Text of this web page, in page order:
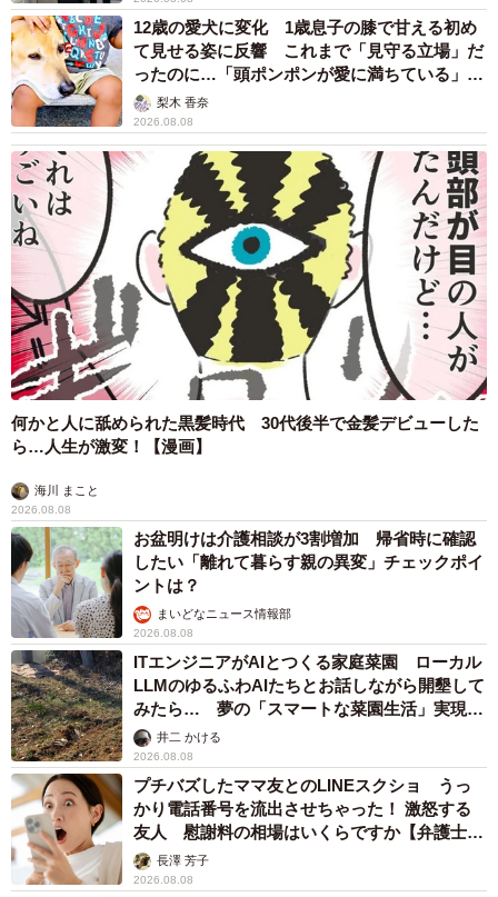
12歳の愛犬に変化 1歳息子の膝で甘える初め
て見せる姿に反響 これまで「見守る立場」だ
ったのに…「頭ポンポンが愛に満ちている」
「尊…」
梨木 香奈
2026.08.08
何かと人に舐められた黒髪時代 30代後半で金髪デビューした
ら…人生が激変！【漫画】
海川 まこと
2026.08.08
お盆明けは介護相談が3割増加 帰省時に確認
したい「離れて暮らす親の異変」チェックポイ
ントは？
まいどなニュース情報部
2026.08.08
ITエンジニアがAIとつくる家庭菜園 ローカル
LLMのゆるふわAIたちとお話しながら開墾して
みたら… 夢の「スマートな菜園生活」実現な
るか井二 かける
2026.08.08
プチバズしたママ友とのLINEスクショ うっ
かり電話番号を流出させちゃった！ 激怒する
友人 慰謝料の相場はいくらですか【弁護士が
解説】長澤 芳子
2026.08.08